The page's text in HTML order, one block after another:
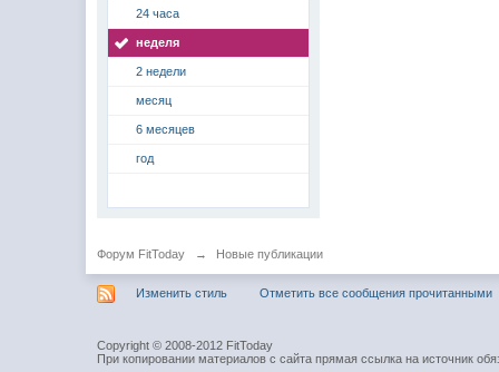
24 часа
неделя
2 недели
месяц
6 месяцев
год
Форум FitToday → Новые публикации
Изменить стиль Отметить все сообщения прочитанными
Copyright © 2008-2012 FitToday
При копировании материалов с сайта прямая ссылка на источник